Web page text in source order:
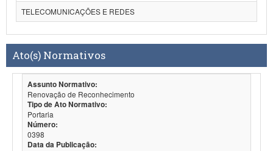
TELECOMUNICAÇÕES E REDES
Ato(s) Normativos
Assunto Normativo:
Renovação de Reconhecimento
Tipo de Ato Normativo:
Portaria
Número:
0398
Data da Publicação: